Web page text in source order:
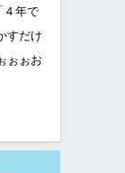
４年で
すだけ
ぉぉお